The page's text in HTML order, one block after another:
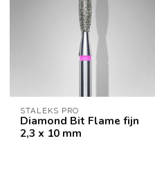
STALEKS PRO
Diamond Bit Flame fijn
2,3 x 10 mm